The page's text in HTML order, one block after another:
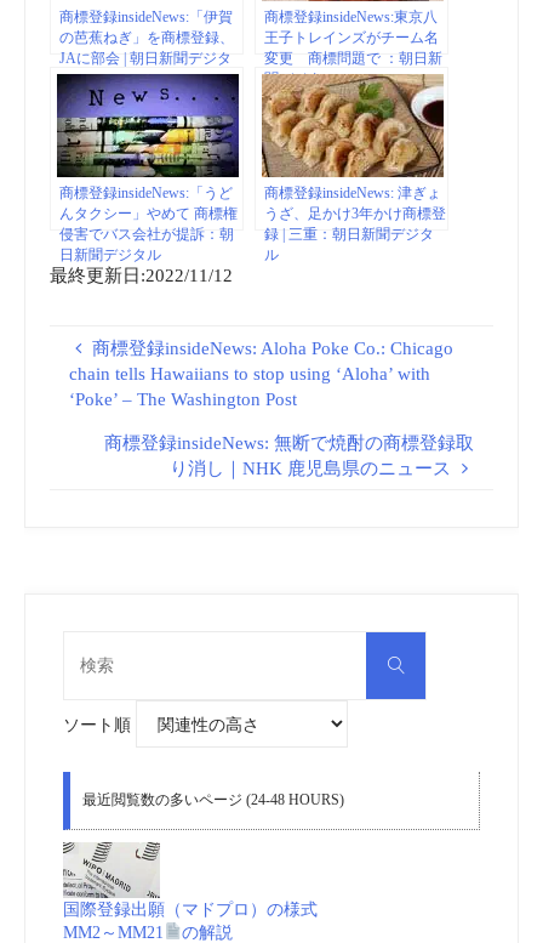
商標登録insideNews:「伊賀
の芭蕉ねぎ」を商標登録、
JAに部会 | 朝日新聞デジタ
ル
商標登録insideNews:東京八
王子トレインズがチーム名
変更 商標問題で ：朝日新
聞デジタル
商標登録insideNews:「うど
んタクシー」やめて 商標権
侵害でバス会社が提訴：朝
日新聞デジタル
商標登録insideNews: 津ぎょ
うざ、足かけ3年かけ商標登
録 | 三重：朝日新聞デジタ
ル
最終更新日:2022/11/12
商標登録insideNews: Aloha Poke Co.: Chicago
chain tells Hawaiians to stop using ‘Aloha’ with
‘Poke’ – The Washington Post
商標登録insideNews: 無断で焼酎の商標登録取
り消し｜NHK 鹿児島県のニュース
検
ソート順
最近閲覧数の多いページ (24-48 HOURS)
国際登録出願（マドプロ）の様式
MM2～MM21
の解説